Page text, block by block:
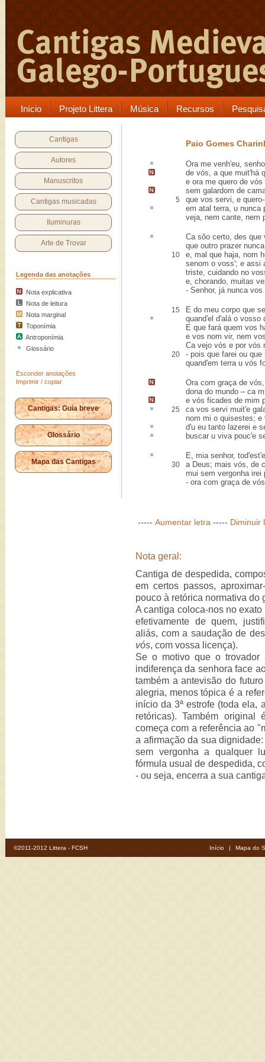
Início Projeto Littera Música Recursos
Cantigas
Autores
Manuscritos
Cantigas musicadas
Iluminuras
Arte de Trovar
Legenda das anotações
Nota explicativa
Nota de leitura
Nota marginal
Toponímia
Antroponímia
Glossário
Esconder anotações
Imprimir / copiar
Cantigas: Guia breve
Glossário
Mapa das Cantigas
Paio Gomes
Ora me venh'eu,
de vós, a que muit'há
e ora me quero de vós
sem galardom de
5 que vos servi, e
em atal terra, u nunca
veja, nem cante, nem
Casõo certo, des que
que outro prazer
10
e, mal que haja, nom
senom o voss'; e assi
triste, cuidando no
e, chorando, muitas
- Senhor, já nunca
15
E do meu corpo que
quand'el d'aláo vosso
E que fará quem vos
e vos nom vir, nem
Ca vejo vós e por vós
20
- pois que farei ou que
quand'em terra u vós
Ora com graça de vós
dona do mundo – ca
e vós ficades de mim
25 ca vos servi muit'e
nom mi o quisestes; e
d'u eu tanto lazerei e
buscar u viva pouc'e
E, mia senhor, tod'est
30
a Deus; mais vós, de
mui sem vergonha irei
- ora com graça de
----- Aumentar letra ----- Diminuir
Nota geral:
Cantiga de despedida,
em certos passos,
pouco à retórica normativa do
A cantiga coloca-nos no
efetivamente de quem,
aliás, com a saudação de
vós, com vossa licença).
Se o motivo que o
indiferença da senhora face
também a antevisão do
alegria, menos tópica é a
início da 3ª estrofe (toda ela,
retóricas). Também
começa com a referência ao
a afirmação da sua
sem vergonha a qualquer
fórmula usual de despedida,
- ou seja, encerra a sua
©2011-2012 Littera - FCSH Início | Mapa do